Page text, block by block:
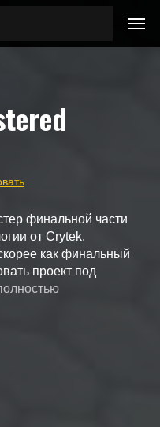
финальной части
от Crytek,
как финальный
проект под